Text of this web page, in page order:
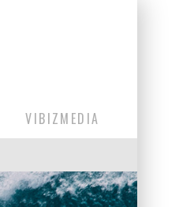
VIBIZMEDIA